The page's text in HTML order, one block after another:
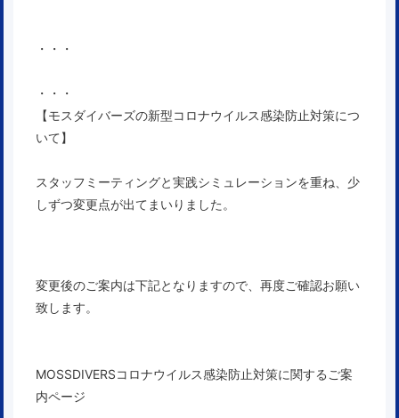
・・・
・・・
【モスダイバーズの新型コロナウイルス感染防止対策につ
いて】
スタッフミーティングと実践シミュレーションを重ね、少
しずつ変更点が出てまいりました。
変更後のご案内は下記となりますので、 再度ご確認お願い
致します。
MOSSDIVERSコロナウイルス感染防止対策に関するご案
内ページ